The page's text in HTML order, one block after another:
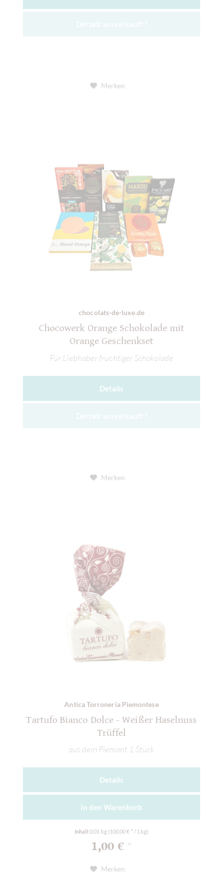
Merken
chocolats-de-luxe.de
Chocowerk Orange Schokolade mit
Orange Geschenkset
Für Liebhaber fruchtiger Schokolade
Details
Merken
Antica Torroneria Piemontese
Tartufo Bianco Dolce - Weißer Haselnuss
Trüffel
aus dem Piemont 1 Stück
Details
In den Warenkorb
Inhalt0.01 kg (100,00 € * / 1 kg)
1,00 €
Merken